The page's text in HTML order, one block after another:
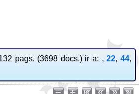
pags. (3698 docs.) ir a: ,22,44,